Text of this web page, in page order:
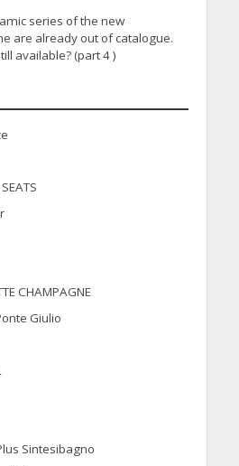
series of the new
are already out of catalogue.
available? (part 4 )
CHAMPAGNE
Giulio
Sintesibagno